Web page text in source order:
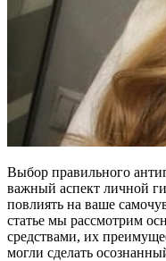
Выбор правильного
важный аспект личной
повлиять на ваше
статье мы рассмотрим
средствами, их
могли сделать